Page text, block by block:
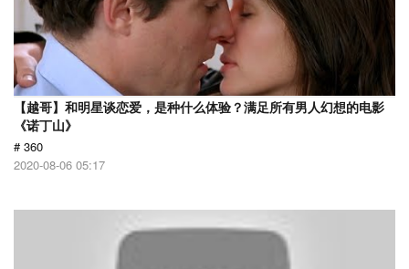
【越哥】和明星谈恋爱，是种什么体验？满足所有男人幻想的电影
《诺丁山》
# 360
2020-08-06 05:17